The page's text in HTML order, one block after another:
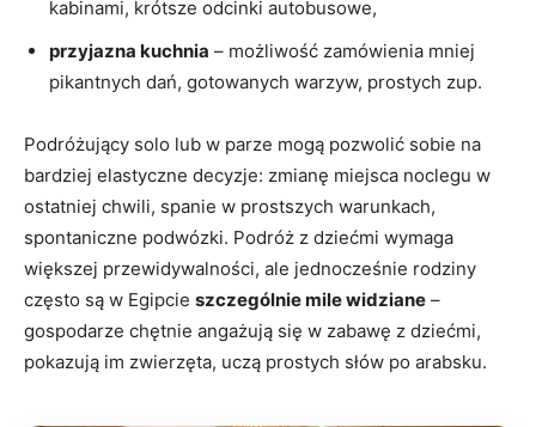
kabinami, krótsze odcinki autobusowe,
przyjazna kuchnia – możliwość zamówienia mniej
pikantnych dań, gotowanych warzyw, prostych zup.
Podróżujący solo lub w parze mogą pozwolić sobie na
bardziej elastyczne decyzje: zmianę miejsca noclegu w
ostatniej chwili, spanie w prostszych warunkach,
spontaniczne podwózki. Podróż z dziećmi wymaga
większej przewidywalności, ale jednocześnie rodziny
często są w Egipcie szczególnie mile widziane –
gospodarze chętnie angażują się w zabawę z dziećmi,
pokazują im zwierzęta, uczą prostych słów po arabsku.